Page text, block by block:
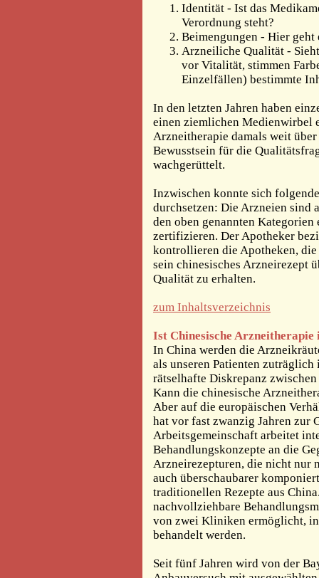
Identität - Ist das
Verordnung steht?
Beimengungen - Hier
Arzneiliche Qualität -
vor Vitalität, stimmen
Einzelfällen) bestimmte
In den letzten Jahren haben
einen ziemlichen Medienwirbel
Arzneitherapie damals weit
Bewusstsein für die
wachgerüttelt.
Inzwischen konnte sich
durchsetzen: Die Arzneien sind
den oben genannten
zertifizieren. Der Apotheker
kontrollieren die Apotheken,
sein chinesisches Arzneirezept
Qualität zu erhalten.
zum Inhaltsverzeichnis
Ist Chinesische
In China werden die
als unseren Patienten
rätselhafte Diskrepanz
Kann die chinesische
Aber auf die europäischen
hat vor fast zwanzig Jahren zur
Arbeitsgemeinschaft arbeitet
Behandlungskonzepte an die
Arzneirezepturen, die nicht nur
auch überschaubarer
traditionellen Rezepte aus
nachvollziehbare
von zwei Kliniken ermöglicht,
behandelt werden.
Seit fünf Jahren wird von der